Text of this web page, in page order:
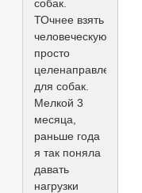
собак.
ТОчнее взять
человеческую,
просто
целенаправленно
для собак.
Мелкой 3
месяца,
раньше года
я так поняла
давать
нагрузки